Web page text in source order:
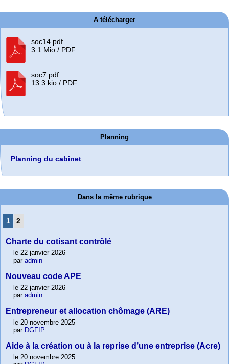
A télécharger
soc14.pdf
3.1 Mio / PDF
soc7.pdf
13.3 kio / PDF
Planning
Planning du cabinet
Dans la même rubrique
1 2
Charte du cotisant contrôlé
le 22 janvier 2026
par admin
Nouveau code APE
le 22 janvier 2026
par admin
Entrepreneur et allocation chômage (ARE)
le 20 novembre 2025
par DGFIP
Aide à la création ou à la reprise d’une entreprise (Acre)
le 20 novembre 2025